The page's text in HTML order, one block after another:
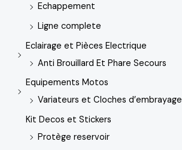
Echappement
Ligne complete
Eclairage et Pièces Electrique
Anti Brouillard Et Phare Secours
Equipements Motos
Variateurs et Cloches d’embrayage
Kit Decos et Stickers
Protège reservoir